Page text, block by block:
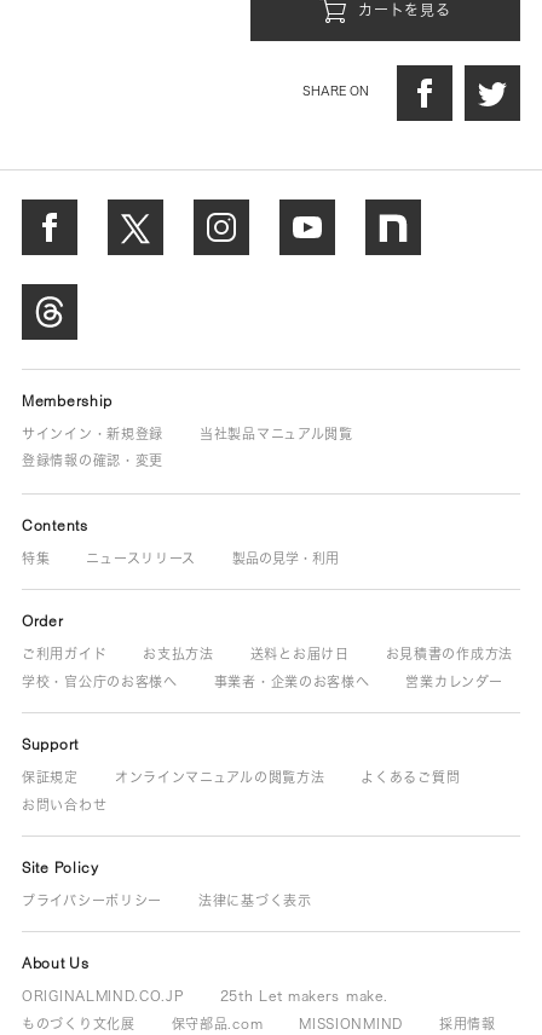
カートを見る
SHARE ON
Membership
サインイン・新規登録
当社製品マニュアル閲覧
登録情報の確認・変更
Contents
特集 ニュースリリース 製品の見学・利用
Order
ご利用ガイド お支払方法 送料とお届け日
お見積書の作成方法
学校・官公庁のお客様へ
事業者・企業のお客様へ 営業カレンダー
Support
保証規定 オンラインマニュアルの閲覧方法
よくあるご質問
お問い合わせ
Site Policy
プライバシーポリシー 法律に基づく表示
About Us
ORIGINALMIND.CO.JP
25th Let makers make.
ものづくり文化展
保守部品.com MISSIONMIND 採用情報